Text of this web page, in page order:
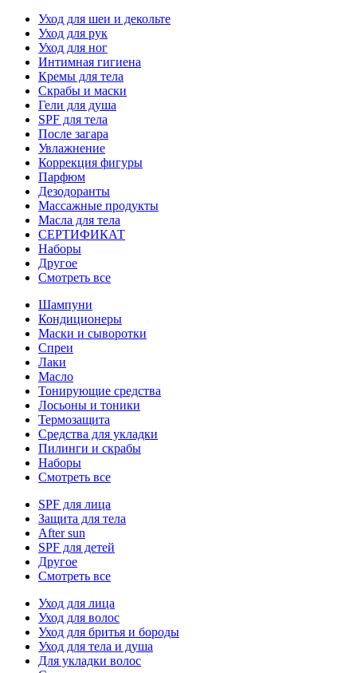
Уход для шеи и декольте
Уход для рук
Уход для ног
Интимная гигиена
Кремы для тела
Скрабы и маски
Гели для душа
SPF для тела
После загара
Увлажнение
Коррекция фигуры
Парфюм
Дезодоранты
Массажные продукты
Масла для тела
СЕРТИФИКАТ
Наборы
Другое
Смотреть все
Шампуни
Кондиционеры
Маски и сыворотки
Спреи
Лаки
Масло
Тонирующие средства
Лосьоны и тоники
Термозащита
Средства для укладки
Пилинги и скрабы
Наборы
Смотреть все
SPF для лица
Защита для тела
After sun
SPF для детей
Другое
Смотреть все
Уход для лица
Уход для волос
Уход для бритья и бороды
Уход для тела и душа
Для укладки волос